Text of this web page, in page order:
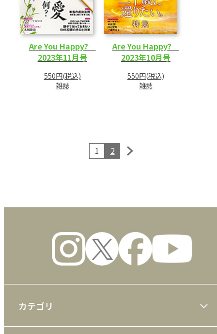
Are You Happy?
2023年11月号
550円(税込)
雑誌
Are You Happy?
2023年10月号
550円(税込)
雑誌
1 2
カテゴリ